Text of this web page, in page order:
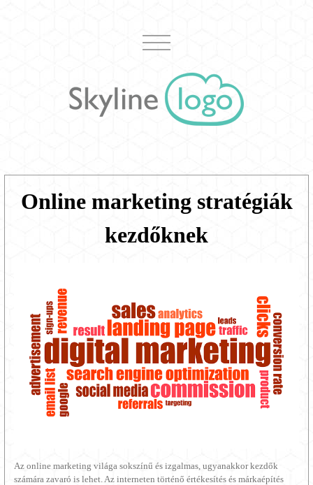
Online marketing stratégiák
kezdőknek
Az online marketing világa sokszínű és izgalmas, ugyanakkor kezdők
számára zavaró is lehet. Az interneten történő értékesítés és márkaépítés